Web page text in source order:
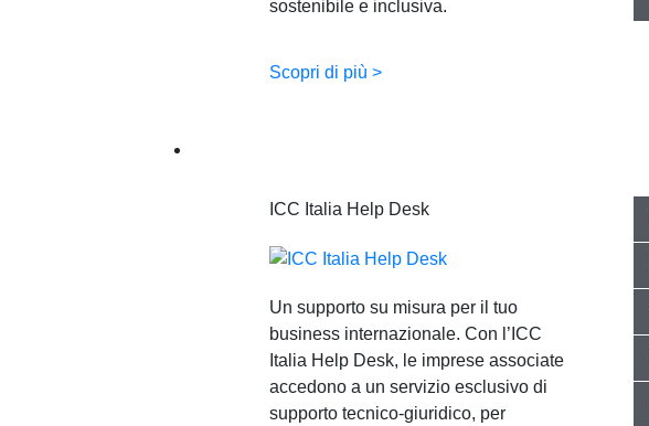
sostenibile e inclusiva.
Scopri di più >
ICC Italia Help Desk
Un supporto su misura per il tuo
business internazionale. Con l’ICC
Italia Help Desk, le imprese associate
accedono a un servizio esclusivo di
supporto tecnico-giuridico, per